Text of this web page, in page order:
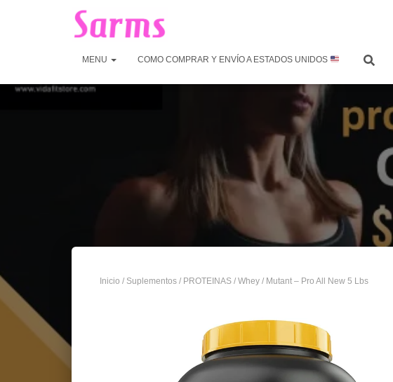
MENU COMO COMPRAR Y ENVÍO A ESTADOS UNIDOS
Inicio / Suplementos / PROTEINAS / Whey / Mutant – Pro All New 5 Lbs